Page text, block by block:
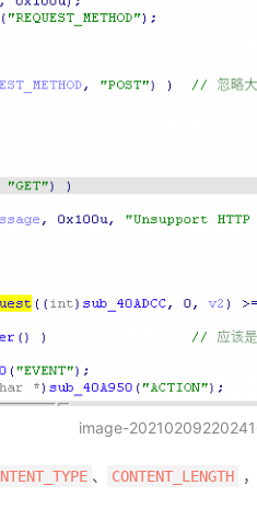
image-
、 CONTENT_LENGTH ，